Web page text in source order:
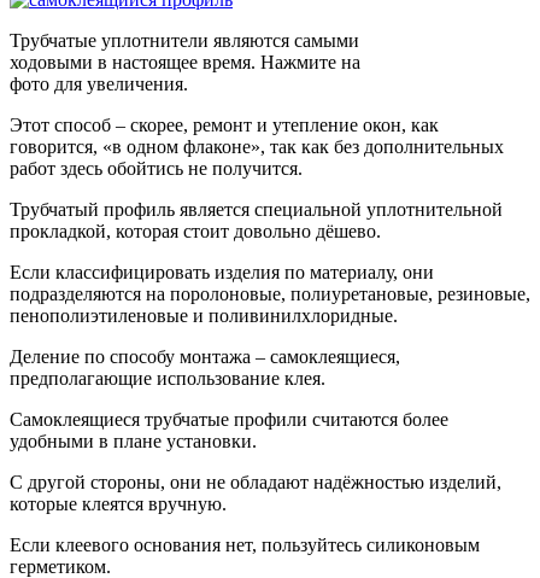
Трубчатые уплотнители являются самыми
ходовыми в настоящее время. Нажмите на
фото для увеличения.
Этот способ – скорее, ремонт и утепление окон, как
говорится, «в одном флаконе», так как без дополнительных
работ здесь обойтись не получится.
Трубчатый профиль является специальной уплотнительной
прокладкой, которая стоит довольно дёшево.
Если классифицировать изделия по материалу, они
подразделяются на поролоновые, полиуретановые, резиновые,
пенополиэтиленовые и поливинилхлоридные.
Деление по способу монтажа – самоклеящиеся,
предполагающие использование клея.
Самоклеящиеся трубчатые профили считаются более
удобными в плане установки.
С другой стороны, они не обладают надёжностью изделий,
которые клеятся вручную.
Если клеевого основания нет, пользуйтесь силиконовым
герметиком.